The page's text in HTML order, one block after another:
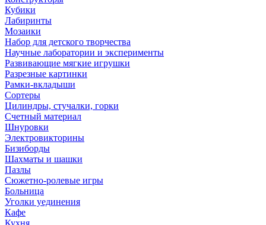
Кубики
Лабиринты
Мозаики
Набор для детского творчества
Научные лаборатории и эксперименты
Развивающие мягкие игрушки
Разрезные картинки
Рамки-вкладыши
Сортеры
Цилиндры, стучалки, горки
Счетный материал
Шнуровки
Электровикторины
Бизиборды
Шахматы и шашки
Пазлы
Сюжетно-ролевые игры
Больница
Уголки уединения
Кафе
Кухня